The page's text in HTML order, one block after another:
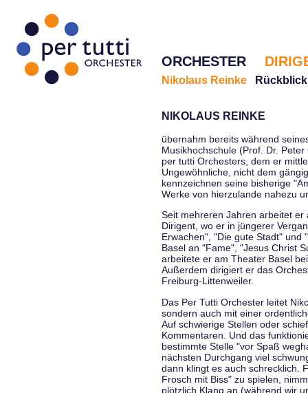
ORCHESTER
Nikolaus Reinke Rückblick
NIKOLAUS REINKE
übernahm bereits während
Musikhochschule (Prof. Dr.
per tutti Orchesters, dem er
Ungewöhnliche, nicht dem
kennzeichnen seine bisherige
Werke von hierzulande nahezu
Seit mehreren Jahren arbeitet
Dirigent, wo er in jüngerer
Erwachen", "Die gute Stadt" und
Basel an "Fame", "Jesus Christ
arbeitete er am Theater Basel
Außerdem dirigiert er das
Freiburg-Littenweiler.
Das Per Tutti Orchester leitet
sondern auch mit einer
Auf schwierige Stellen oder
Kommentaren. Und das
bestimmte Stelle "vor Spaß
nächsten Durchgang viel
dann klingt es auch schrecklich.
Frosch mit Biss" zu spielen,
plötzlich Klang an (während wir